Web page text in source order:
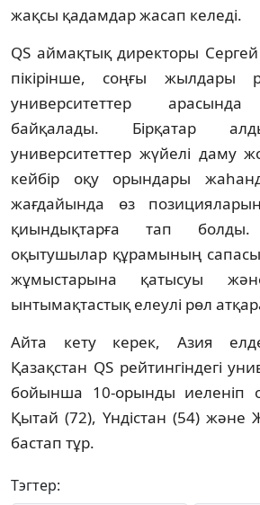
жақсы қадамдар жасап келеді.
QS аймақтық директоры
пікірінше, соңғы жылдары
университеттер
байқалады. Бірқатар
университеттер жүйелі даму
кейбір оқу орындары
жағдайында өз
қиындықтарға тап
оқытушылар құрамының
жұмыстарына қатысуы
ынтымақтастық елеулі рөл
Айта кету керек, Азия
Қазақстан QS рейтингіндегі
бойынша 10-орынды иеленіп
Қытай (72), Үндістан (54)
бастап тұр.
Тэгтер: